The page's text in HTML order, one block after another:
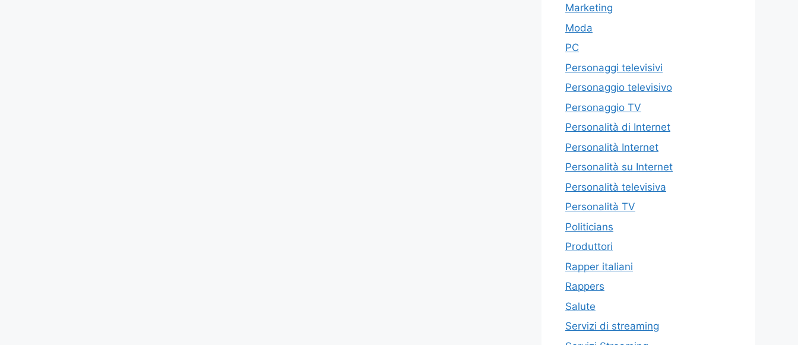
Marketing
Moda
PC
Personaggi televisivi
Personaggio televisivo
Personaggio TV
Personalità di Internet
Personalità Internet
Personalità su Internet
Personalità televisiva
Personalità TV
Politicians
Produttori
Rapper italiani
Rappers
Salute
Servizi di streaming